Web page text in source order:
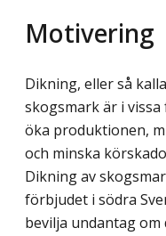
Motivering
Dikning, eller så
skogsmark är i
öka produktionen,
och minska
Dikning av
förbjudet i södra
bevilja undantag om